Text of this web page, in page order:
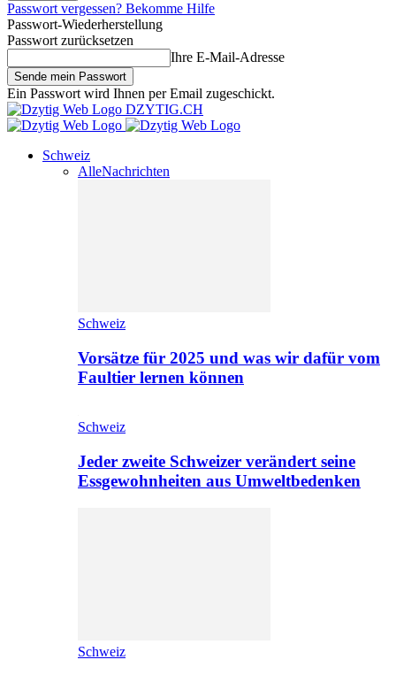
Passwort vergessen? Bekomme Hilfe
Passwort-Wiederherstellung
Passwort zurücksetzen
Ihre E-Mail-Adresse
Ein Passwort wird Ihnen per Email zugeschickt.
DZYTIG.CH
Schweiz
AlleNachrichten
Schweiz
Vorsätze für 2025 und was wir dafür vom
Faultier lernen können
Schweiz
Jeder zweite Schweizer verändert seine
Essgewohnheiten aus Umweltbedenken
Schweiz